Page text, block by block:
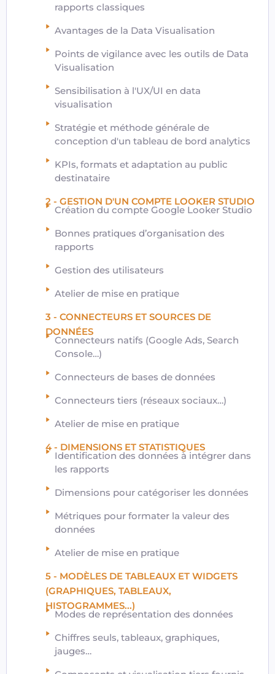
rapports classiques
Avantages de la Data Visualisation
Points de vigilance avec les outils de Data
Visualisation
Sensibilisation à l'UX/UI en data
visualisation
Stratégie et méthode générale de
conception d'un tableau de bord analytics
KPIs, formats et adaptation au public
destinataire
2 - GESTION D'UN COMPTE LOOKER STUDIO
Création du compte Google Looker Studio
Bonnes pratiques d’organisation des
rapports
Gestion des utilisateurs
Atelier de mise en pratique
3 - CONNECTEURS ET SOURCES DE
DONNÉES
Connecteurs natifs (Google Ads, Search
Console…)
Connecteurs de bases de données
Connecteurs tiers (réseaux sociaux…)
Atelier de mise en pratique
4 - DIMENSIONS ET STATISTIQUES
Identification des données à intégrer dans
les rapports
Dimensions pour catégoriser les données
Métriques pour formater la valeur des
données
Atelier de mise en pratique
5 - MODÈLES DE TABLEAUX ET WIDGETS
(GRAPHIQUES, TABLEAUX,
HISTOGRAMMES...)
Modes de représentation des données
Chiffres seuls, tableaux, graphiques,
jauges…